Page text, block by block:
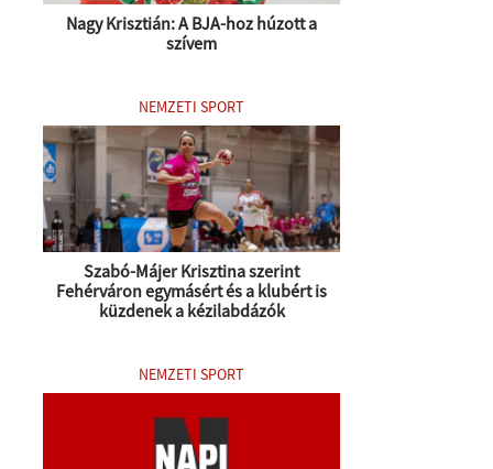
Nagy Krisztián: A BJA-hoz húzott a
szívem
NEMZETI SPORT
Szabó-Májer Krisztina szerint
Fehérváron egymásért és a klubért is
küzdenek a kézilabdázók
NEMZETI SPORT